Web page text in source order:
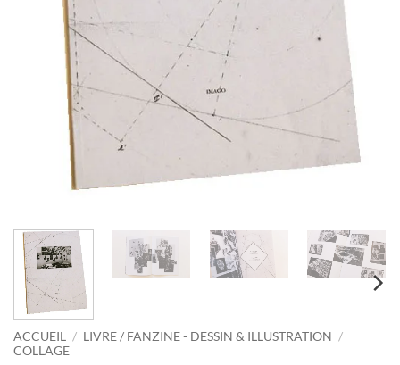
ACCUEIL / LIVRE / FANZINE - DESSIN & ILLUSTRATION /
COLLAGE